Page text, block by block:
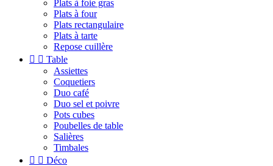
Plats à foie gras
Plats à four
Plats rectangulaire
Plats à tarte
Repose cuillère
  Table
Assiettes
Coquetiers
Duo café
Duo sel et poivre
Pots cubes
Poubelles de table
Salières
Timbales
  Déco